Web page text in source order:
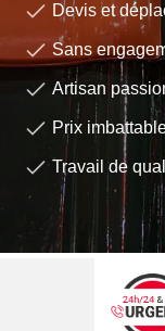
Devis et
Sans
Artisan
Prix
Travail de